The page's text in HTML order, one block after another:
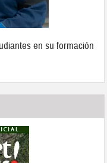
en su formación